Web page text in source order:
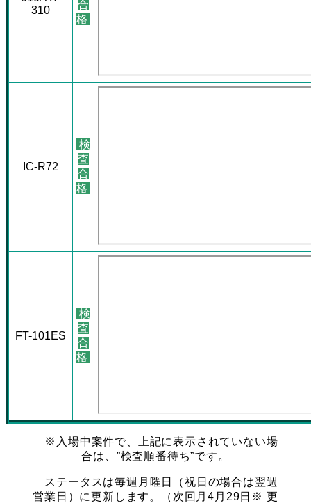
310
合
格
IC-R72
検
査
合
格
FT-101ES
検
査
合
格
※入場中案件で、上記に表示されていない場
合は、”検査順番待ち”です。
ステータスは毎週月曜日（祝日の場合は翌週
営業日）に更新します。（次回月4月29日※ 更